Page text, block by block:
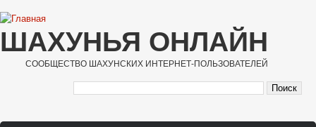
Перейти к основному содержанию
ШАХУНЬЯ ОНЛАЙН
СООБЩЕСТВО ШАХУНСКИХ ИНТЕРНЕТ-ПОЛЬЗОВАТЕЛЕЙ